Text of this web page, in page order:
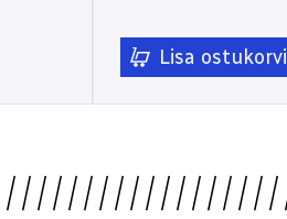
Lisa ostukorvi